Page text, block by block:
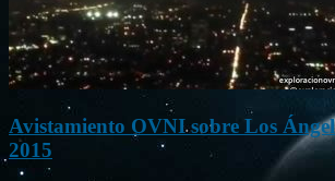
Avistamiento OVNI sobre Los
2015